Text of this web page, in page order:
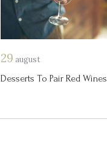
29 august
Desserts To Pair Red Wines